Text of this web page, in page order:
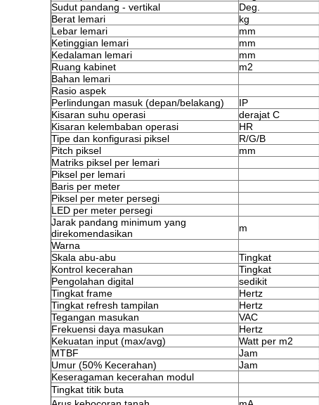
Sudut pandang - vertikal
Deg.
Berat lemari
kg
Lebar lemari
mm
Ketinggian lemari
mm
Kedalaman lemari
mm
Ruang kabinet
m2
Bahan lemari
Rasio aspek
Perlindungan masuk (depan/belakang)
IP
Kisaran suhu operasi
derajat C
Kisaran kelembaban operasi
HR
Tipe dan konfigurasi piksel
R/G/B
Pitch piksel
mm
Matriks piksel per lemari
Piksel per lemari
Baris per meter
Piksel per meter persegi
LED per meter persegi
Jarak pandang minimum yang
direkomendasikan
m
Warna
Skala abu-abu
Tingkat
Kontrol kecerahan
Tingkat
Pengolahan digital
sedikit
Tingkat frame
Hertz
Tingkat refresh tampilan
Hertz
Tegangan masukan
VAC
Frekuensi daya masukan
Hertz
Kekuatan input (max/avg)
Watt per m2
MTBF
Jam
Umur (50% Kecerahan)
Jam
Keseragaman kecerahan modul
Tingkat titik buta